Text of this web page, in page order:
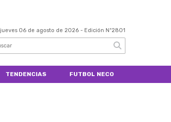
jueves 06 de agosto de 2026 - Edición Nº2801
TENDENCIAS FUTBOL NECO